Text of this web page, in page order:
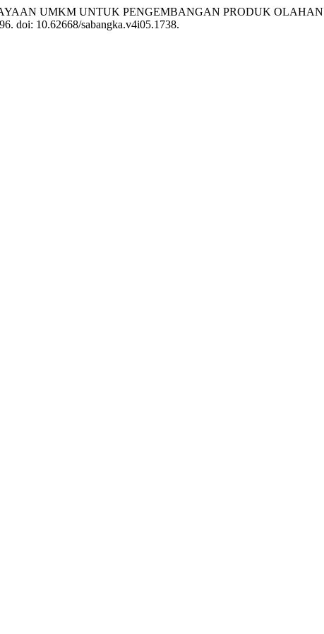
UMKM UNTUK PENGEMBANGAN PRODUK
doi: 10.62668/sabangka.v4i05.1738.